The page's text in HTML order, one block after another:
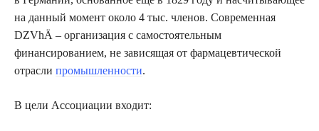
на данный момент около 4 тыс. членов. Современная
DZVhÄ – организация с самостоятельным
финансированием, не зависящая от фармацевтической
отрасли промышленности.
В цели Ассоциации входит: